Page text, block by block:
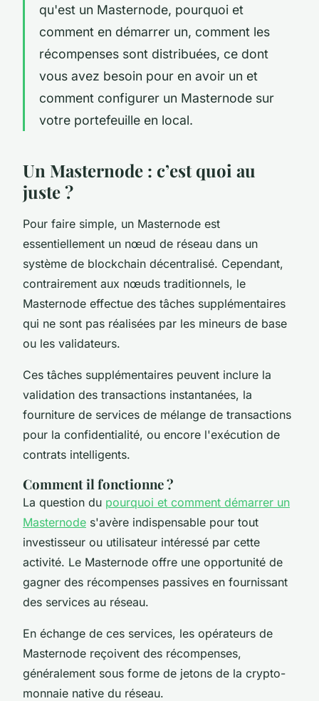
qu'est un Masternode, pourquoi et
comment en démarrer un, comment les
récompenses sont distribuées, ce dont
vous avez besoin pour en avoir un et
comment configurer un Masternode sur
votre portefeuille en local.
Un Masternode : c’est quoi au
juste ?
Pour faire simple, un Masternode est
essentiellement un nœud de réseau dans un
système de blockchain décentralisé. Cependant,
contrairement aux nœuds traditionnels, le
Masternode effectue des tâches supplémentaires
qui ne sont pas réalisées par les mineurs de base
ou les validateurs.
Ces tâches supplémentaires peuvent inclure la
validation des transactions instantanées, la
fourniture de services de mélange de transactions
pour la confidentialité, ou encore l'exécution de
contrats intelligents.
Comment il fonctionne ?
La question du pourquoi et comment démarrer un
Masternode s'avère indispensable pour tout
investisseur ou utilisateur intéressé par cette
activité. Le Masternode offre une opportunité de
gagner des récompenses passives en fournissant
des services au réseau.
En échange de ces services, les opérateurs de
Masternode reçoivent des récompenses,
généralement sous forme de jetons de la crypto-
monnaie native du réseau.